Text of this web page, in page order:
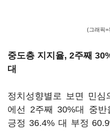
(그래픽=
중도층 지지율, 2주째
대
정치성향별로 보면 민
에선 2주째 30%대 중반
긍정 36.4% 대 부정